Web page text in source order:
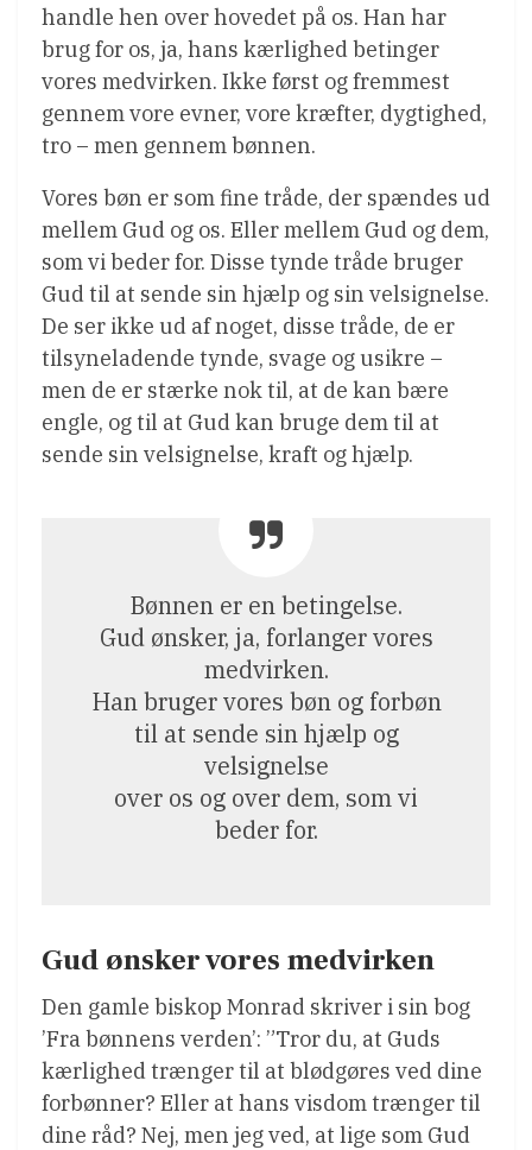
handle hen over hovedet på os. Han har
brug for os, ja, hans kærlighed betinger
vores medvirken. Ikke først og fremmest
gennem vore evner, vore kræfter, dygtighed,
tro – men gennem bønnen.
Vores bøn er som fine tråde, der spændes ud
mellem Gud og os. Eller mellem Gud og dem,
som vi beder for. Disse tynde tråde bruger
Gud til at sende sin hjælp og sin velsignelse.
De ser ikke ud af noget, disse tråde, de er
tilsyneladende tynde, svage og usikre –
men de er stærke nok til, at de kan bære
engle, og til at Gud kan bruge dem til at
sende sin velsignelse, kraft og hjælp.
Bønnen er en betingelse.
Gud ønsker, ja, forlanger vores
medvirken.
Han bruger vores bøn og forbøn
til at sende sin hjælp og
velsignelse
over os og over dem, som vi
beder for.
Gud ønsker vores medvirken
Den gamle biskop Monrad skriver i sin bog
’Fra bønnens verden’: ”Tror du, at Guds
kærlighed trænger til at blødgøres ved dine
forbønner? Eller at hans visdom trænger til
dine råd? Nej, men jeg ved, at lige som Gud